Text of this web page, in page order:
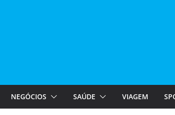
NEGÓCIOS SAÚDE VIAGEM